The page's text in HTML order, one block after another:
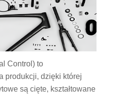
Control) to
produkcji, dzięki której
są cięte, kształtowane